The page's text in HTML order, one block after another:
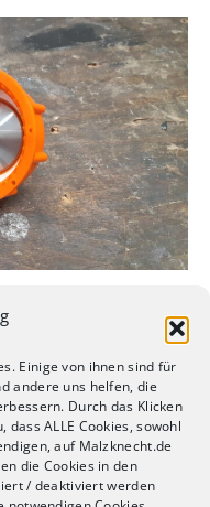
Einige von ihnen sind für
andere uns helfen, die
Durch das Klicken
ALLE Cookies, sowohl
auf Malzknecht.de
die Cookies in den
/ deaktiviert werden
Gäreimers
montiert werden
Ein- und Ausbau
mir hierdurch eine
Da ich diese